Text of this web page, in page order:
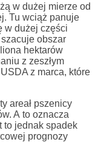
w dużej mierze od
Tu wciąż panuje
w dużej części
obszar
hektarów
z zeszłym
z marca, które
areał pszenicy
A to oznacza
to jednak spadek
prognozy